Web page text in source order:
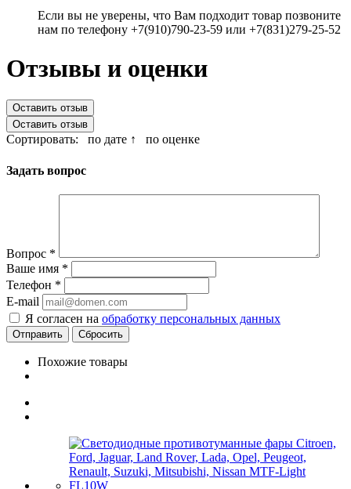
Если вы не уверены, что Вам подходит товар позвоните
нам по телефону +7(910)790-23-59 или +7(831)279-25-52
Отзывы и оценки
Оставить отзыв
Оставить отзыв
Сортировать: по дате ↑ по оценке
Задать вопрос
Вопрос *
Ваше имя *
Телефон *
E-mail
Я согласен на обработку персональных данных
Сбросить
Похожие товары